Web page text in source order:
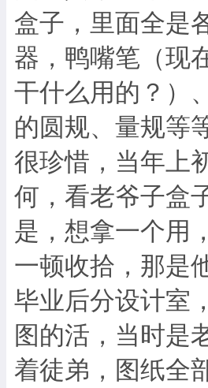
盒子，里面全是
器，鸭嘴笔（现
干什么用的？）
的圆规、量规等
很珍惜，当年上
何，看老爷子盒
是，想拿一个用
一顿收拾，那是
毕业后分设计室
图的活，当时是
着徒弟，图纸全